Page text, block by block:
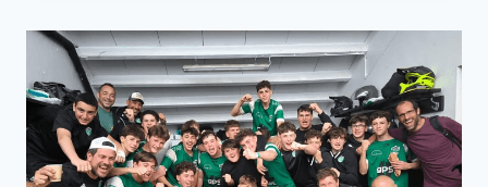
JUNIORS,
RATÉ
D’UN
RIEN
POUR
LES
CADETS